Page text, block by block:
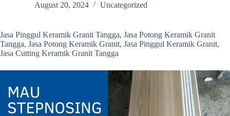
t
e
n
August 20, 2024
Uncategorized
Jasa Pinggul Keramik Granit Tangga, Jasa Potong Keramik Granit
Tangga, Jasa Potong Keramik Granit, Jasa Pinggul Keramik Granit,
Jasa Cutting Keramik Granit Tangga